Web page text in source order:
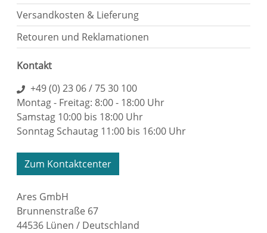
Versandkosten & Lieferung
Retouren und Reklamationen
Kontakt
+49 (0) 23 06 / 75 30 100
Montag - Freitag: 8:00 - 18:00 Uhr
Samstag 10:00 bis 18:00 Uhr
Sonntag Schautag 11:00 bis 16:00 Uhr
Zum Kontaktcenter
Ares GmbH
Brunnenstraße 67
44536 Lünen / Deutschland